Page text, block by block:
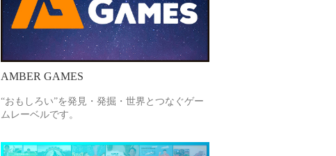
AMBER GAMES
“おもしろい”を発見・発掘・世界とつなぐゲー
ムレーベルです。